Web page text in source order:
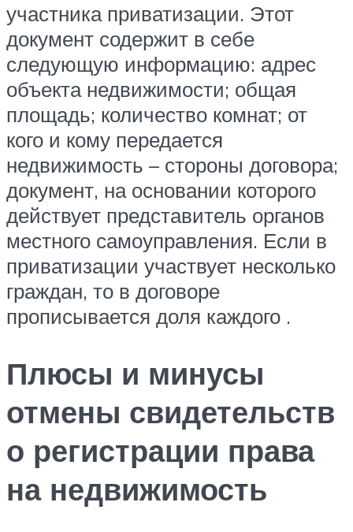
участника приватизации. Этот
документ содержит в себе
следующую информацию: адрес
объекта недвижимости; общая
площадь; количество комнат; от
кого и кому передается
недвижимость – стороны договора;
документ, на основании которого
действует представитель органов
местного самоуправления. Если в
приватизации участвует несколько
граждан, то в договоре
прописывается доля каждого .
Плюсы и минусы
отмены свидетельств
о регистрации права
на недвижимость